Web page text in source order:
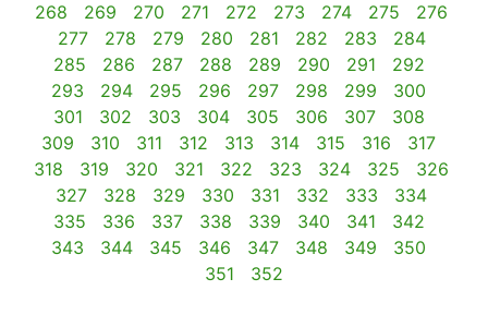
268
269 270 271 272 273 274 275
276
277
278 279 280 281 282 283
284
285
286 287 288 289 290 291
292
293
294 295 296 297 298 299
300
301
302 303 304 305 306 307
308
309
310 311 312 313 314 315 316
317
318
319 320 321 322 323 324 325
326
327
328 329 330 331 332 333
334
335
336 337 338 339 340 341
342
343
344 345 346 347 348 349
350
351
352